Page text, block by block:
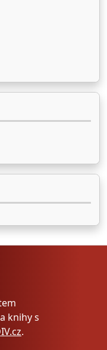
knihy s
.